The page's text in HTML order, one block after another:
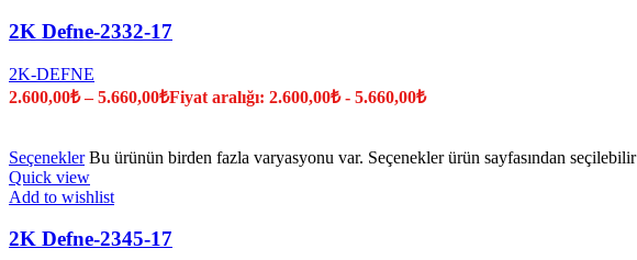
2K Defne-2332-17
2K-DEFNE
2.600,00₺ –5.660,00₺Fiyat aralığı: 2.600,00₺ - 5.660,00₺
Seçenekler Bu ürünün birden fazla varyasyonu var. Seçenekler ürün sayfasından seçilebilir
Quick view
Add to wishlist
2K Defne-2345-17